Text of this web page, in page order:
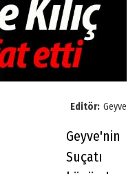
Editör: Geyve
Geyve'nin
Suçatı